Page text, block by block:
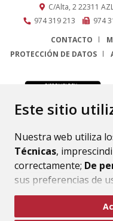
Este sitio
Nuestra web utiliza
Técnicas,
correctamente; De
sus preferencias de
mejorar el
Si acepta pulsando
C/Alta, 222311
974 319 213
974
CONTACTO
PROTECCIÓN DE DATOS